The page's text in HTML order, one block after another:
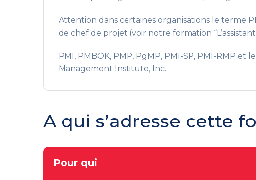
Attention dans certaines organisations le terme
de chef de projet (voir notre formation
PMI, PMBOK, PMP, PgMP, PMI-SP, PMI-RMP
Management Institute, Inc.
A qui s’adresse cette
Pour qui